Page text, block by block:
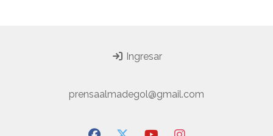
Ingresar
prensaalmadegol@gmail.com